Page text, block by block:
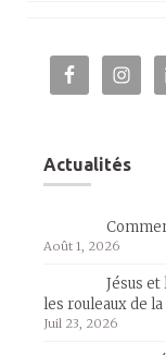
Actualités
Août 1, 2026
Jésus
les rouleaux de
Juil 23, 2026